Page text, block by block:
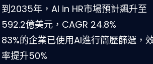
到2035年，AI in HR市場預計飆升至
592.2億美元，CAGR 24.8%
83%的企業已使用AI進行簡歷篩選，
率提升50%